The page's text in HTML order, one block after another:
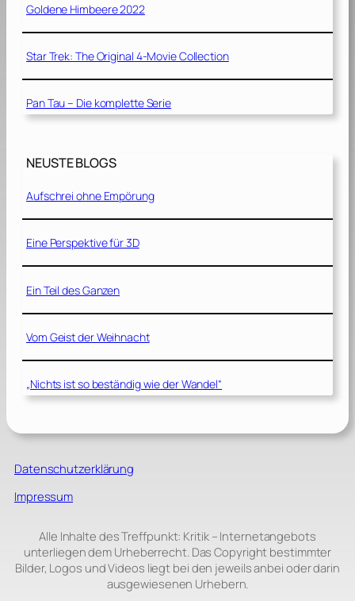
Goldene Himbeere 2022
Star Trek: The Original 4-Movie Collection
Pan Tau – Die komplette Serie
NEUSTE BLOGS
Aufschrei ohne Empörung
Eine Perspektive für 3D
Ein Teil des Ganzen
Vom Geist der Weihnacht
„Nichts ist so beständig wie der Wandel“
Datenschutzerklärung
Impressum
Alle Inhalte des Treffpunkt: Kritik – Internetangebots
unterliegen dem Urheberrecht. Das Copyright bestimmter
Bilder, Logos und Videos liegt bei den jeweils anbei oder darin
ausgewiesenen Urhebern.